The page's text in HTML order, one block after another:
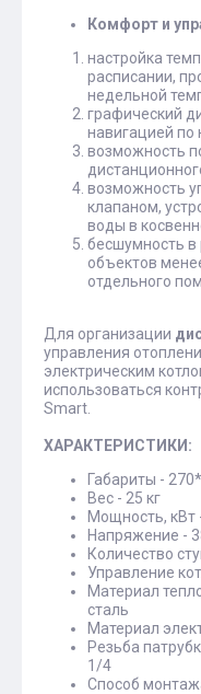
Комфорт и
настройка
расписании,
недельной
графический
навигацией по
возможность
возможность
клапаном,
воды в
бесшумность в
объектов
отдельного
Для организации
управления
электрическим
использоваться
Smart.
ХАРАКТЕРИСТИКИ:
Габариты -
Вес - 25 кг
Мощность, кВт
Напряжение -
Количество
Управление
Материал
сталь
Материал
Резьба
1/4
Способ